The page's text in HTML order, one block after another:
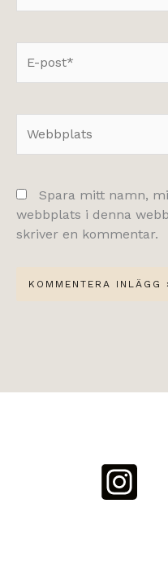
post*
Spara mitt namn,
webbplats i denna
skriver en kommentar.